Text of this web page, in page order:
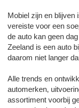
Mobiel zijn en blijven
vereiste voor een
de auto kan geen
Zeeland is een auto
daarom niet langer
Alle trends en
automerken,
assortiment voorbij